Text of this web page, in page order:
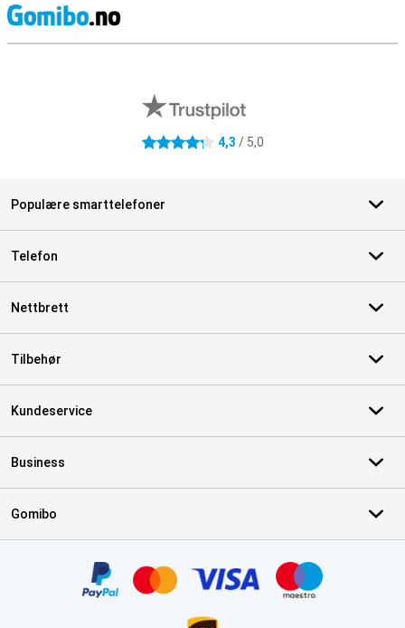
4.3 stjerner 4,3 / 5,0
Populære smarttelefoner
Telefon
Nettbrett
Tilbehør
Kundeservice
Business
Gomibo